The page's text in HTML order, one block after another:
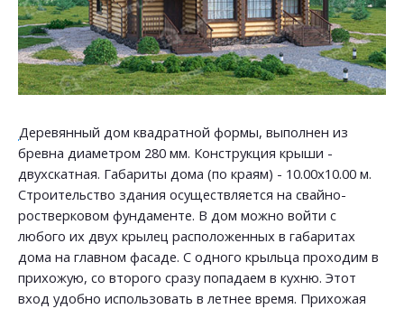
Деревянный дом квадратной формы, выполнен из
бревна диаметром 280 мм. Конструкция крыши -
двухскатная. Габариты дома (по краям) - 10.00х10.00 м.
Строительство здания осуществляется на свайно-
ростверковом фундаменте. В дом можно войти с
любого их двух крылец расположенных в габаритах
дома на главном фасаде. С одного крыльца проходим в
прихожую, со второго сразу попадаем в кухню. Этот
вход удобно использовать в летнее время. Прихожая